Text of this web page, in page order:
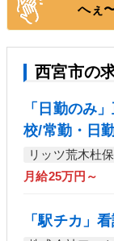
へぇ
西宮市の
「日勤のみ
校/常勤・日
リッツ荒木杜
月給25万円～
「駅チカ」